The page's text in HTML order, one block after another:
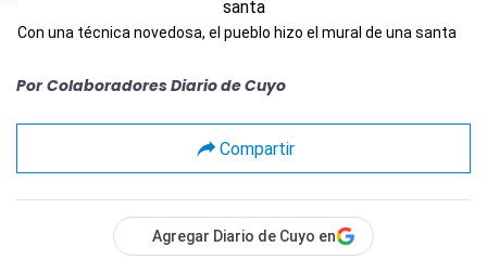
Con una técnica novedosa, el pueblo hizo el mural de una santa
Por Colaboradores Diario de Cuyo
Compartir
Agregar Diario de Cuyo en